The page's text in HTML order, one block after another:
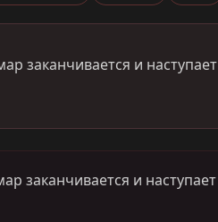
и
и